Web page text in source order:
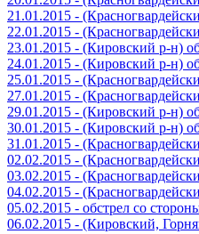
21.01.2015 -
22.01.2015 -
23.01.2015 - (Кировский р-н)
24.01.2015 - (Кировский р-н)
25.01.2015 -
27.01.2015 -
29.01.2015 - (Кировский р-н)
30.01.2015 - (Кировский р-н)
31.01.2015 -
02.02.2015 -
03.02.2015 -
04.02.2015 -
05.02.2015 - обстрел со
06.02.2015 - (Кировский,